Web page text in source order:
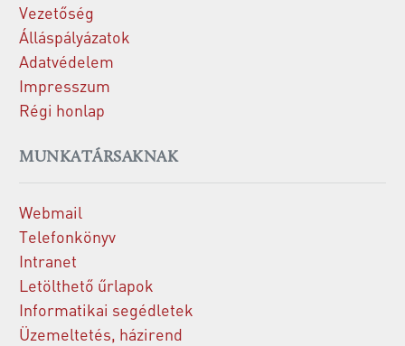
Vezetőség
Álláspályázatok
Adatvédelem
Impresszum
Régi honlap
MUNKATÁRSAKNAK
Webmail
Telefonkönyv
Intranet
Letölthető űrlapok
Informatikai segédletek
Üzemeltetés, házirend